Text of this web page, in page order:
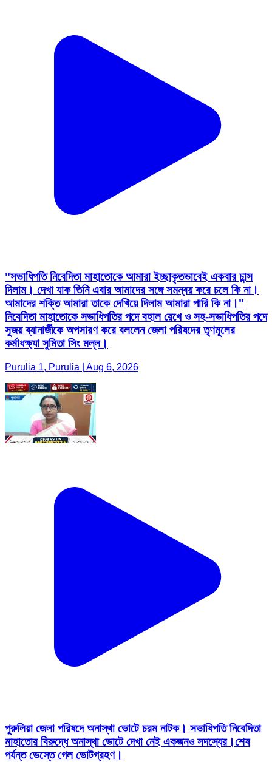
"সভাধিপতি নিবেদিতা মাহাতোকে আমারা ইচ্ছাকৃতভাবেই একবার চান্স
দিলাম। দেখা যাক তিনি এবার আমাদের সঙ্গে সমন্বয় করে চলে কি না।
আমাদের শক্তি আমারা তাকে দেখিয়ে দিলাম আমারা পারি কি না।"
নিবেদিতা মাহাতোকে সভাধিপতির পদে বহাল রেখে ও সহ-সভাধিপতির পদে
সুজয় ব্যানার্জীকে অপসারণ করে বললেন জেলা পরিষদের তৃণমূলের
কর্মাধক্ষ্যা সুমিতা সিং মল্ল।
Purulia 1, Purulia | Aug 6, 2026
পুরুলিয়া জেলা পরিষদে অনাস্থা ভোটে চরম নাটক। সভাধিপতি নিবেদিতা
মাহাতোর বিরুদ্ধে অনাস্থা ভোটে দেখা নেই একজনও সদস্যের।শেষ
পর্যন্ত ভেস্তে গেল ভোটগ্রহণ।